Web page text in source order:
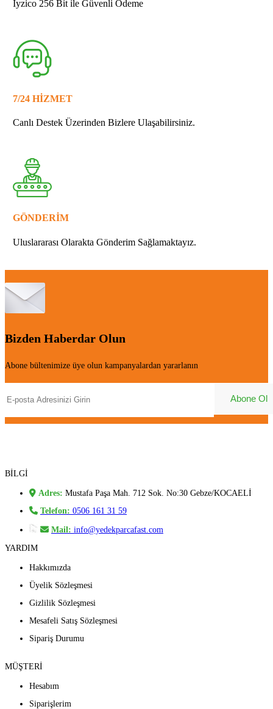
İyzico 256 Bit ile Güvenli Ödeme
7/24 HİZMET
Canlı Destek Üzerinden Bizlere Ulaşabilirsiniz.
GÖNDERİM
Uluslararası Olarakta Gönderim Sağlamaktayız.
Bizden Haberdar Olun
Abone bültenimize üye olun kampanyalardan yararlanın
BİLGİ
Adres: Mustafa Paşa Mah. 712 Sok. No:30 Gebze/KOCAELİ
Telefon: 0506 161 31 59
Mail: info@yedekparcafast.com
YARDIM
Hakkımızda
Üyelik Sözleşmesi
Gizlilik Sözleşmesi
Mesafeli Satış Sözleşmesi
Sipariş Durumu
MÜŞTERİ
Hesabım
Siparişlerim